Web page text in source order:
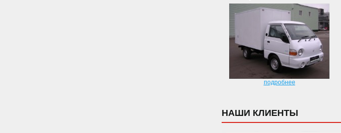
подробнее
НАШИ КЛИЕНТЫ